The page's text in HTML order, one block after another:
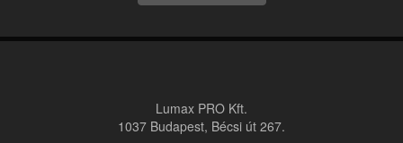
Lumax PRO Kft.
1037 Budapest, Bécsi út 267.